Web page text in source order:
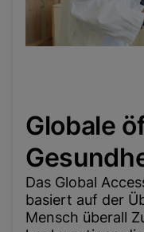
Globale
Das Global
basiert auf der
Mensch überall